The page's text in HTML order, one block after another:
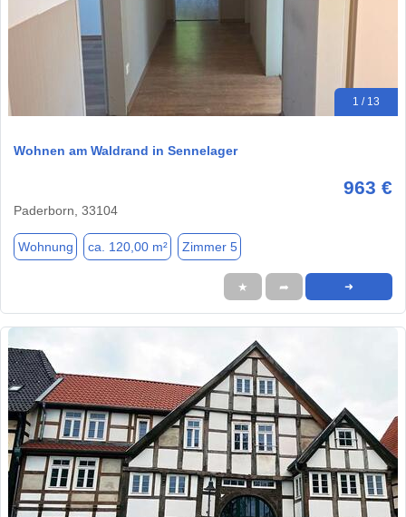
1 / 13
Wohnen am Waldrand in Sennelager
963 €
Paderborn, 33104
Wohnung ca. 120,00 m² Zimmer 5
★ ➦ ➜